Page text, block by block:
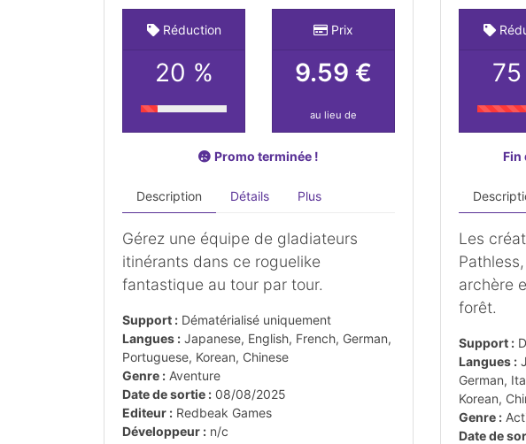
Réduction
20 %
Prix
9.59 €
au lieu de
Promo terminée !
Description Détails Plus
Gérez une équipe de gladiateurs
itinérants dans ce roguelike
fantastique au tour par tour.
Support : Dématérialisé uniquement
Langues : Japanese, English, French, German,
Portuguese, Korean, Chinese
Genre : Aventure
Date de sortie : 08/08/2025
Editeur : Redbeak Games
Développeur : n/c
75
Fin
Les
archère
forêt.
Support :
Langues :
German,
Korean,
Genre :
Date de